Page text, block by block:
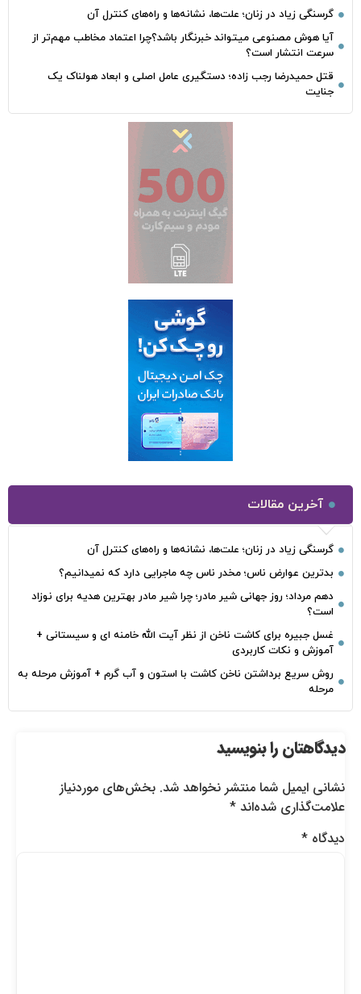
گرسنگی زیاد در زنان؛ علت‌ها، نشانه‌ها و راه‌های کنترل آن
آیا هوش مصنوعی میتواند خبرنگار باشد؟چرا اعتماد مخاطب مهم‌تر از
سرعت انتشار است؟
قتل حمیدرضا رجب‌ زاده؛ دستگیری عامل اصلی و ابعاد هولناک یک
جنایت
آخرین مقالات
گرسنگی زیاد در زنان؛ علت‌ها، نشانه‌ها و راه‌های کنترل آن
بدترین عوارض ناس؛ مخدر ناس چه ماجرایی دارد که نمیدانیم؟
دهم مرداد؛ روز جهانی شیر مادر؛ چرا شیر مادر بهترین هدیه برای نوزاد
است؟
غسل جبیره برای کاشت ناخن از نظر آیت الله خامنه ای و سیستانی +
آموزش و نکات کاربردی
روش سریع برداشتن ناخن کاشت با استون و آب گرم + آموزش مرحله به
مرحله
دیدگاهتان را بنویسید
نشانی ایمیل شما منتشر نخواهد شد. بخش‌های موردنیاز
علامت‌گذاری شده‌اند*
دیدگاه*